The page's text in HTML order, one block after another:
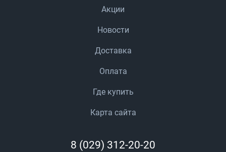
Акции
Новости
Доставка
Оплата
Где купить
Карта сайта
8 (029) 312-20-20